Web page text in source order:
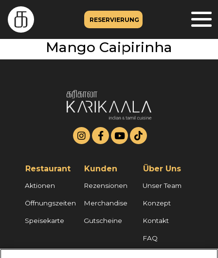
RESERVIERUNG
Mango Caipirinha
Restaurant
Aktionen
Öffnungszeiten
Speisekarte
Kunden
Rezensionen
Merchandise
Gutscheine
Über Uns
Unser Team
Konzept
Kontakt
FAQ